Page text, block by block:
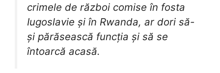
crimele de război comise în fosta
Iugoslavie și în Rwanda, ar dori să-
și părăsească funcția și să se
întoarcă acasă.